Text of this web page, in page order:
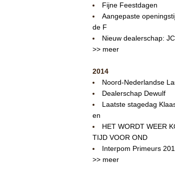
Fijne Feestdagen
Aangepaste
de F
Nieuw dealerschap:
>> meer
2014
Noord-Nederlandse
Dealerschap Dewulf
Laatste stagedag
en
HET WORDT WEER
TIJD VOOR OND
Interpom Primeurs
>> meer